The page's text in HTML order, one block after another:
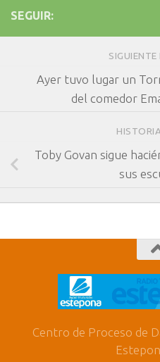
SEGUIR:
Ayer tuvo lugar un
del comedor
Toby Govan sigue
sus
Centro de Proceso de